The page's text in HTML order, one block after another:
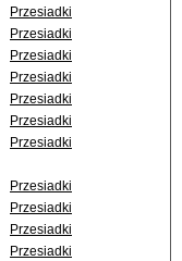
Przesiadki
Przesiadki
Przesiadki
Przesiadki
Przesiadki
Przesiadki
Przesiadki
Przesiadki
Przesiadki
Przesiadki
Przesiadki